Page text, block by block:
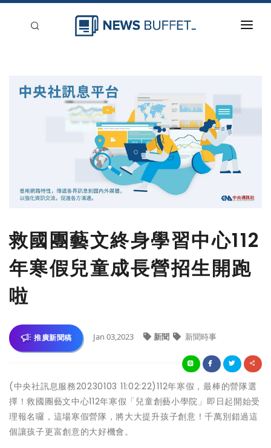
救國團藝文終身學習中心112
年寒假兒童成長營招生開跑
啦
推廣新聞稿 Jan 03,2023 新聞 新聞時事
(中央社訊息服務20230103 11:02:22)112年寒假，最棒的營隊選
擇！救國團藝文中心112年寒假「兒童創藝小學院」即日起開始受
理報名囉，這場寒假營隊，將大大提升孩子創意！千萬別錯過這
個讓孩子更富創意的大好機會。